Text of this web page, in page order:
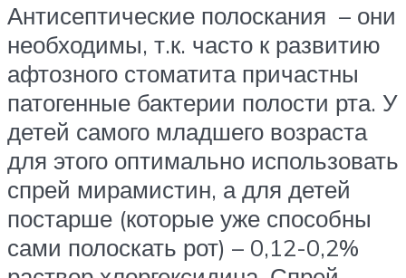
Антисептические полоскания – они
необходимы, т.к. часто к развитию
афтозного стоматита причастны
патогенные бактерии полости рта. У
детей самого младшего возраста
для этого оптимально использовать
спрей мирамистин, а для детей
постарше (которые уже способны
сами полоскать рот) – 0,12-0,2%